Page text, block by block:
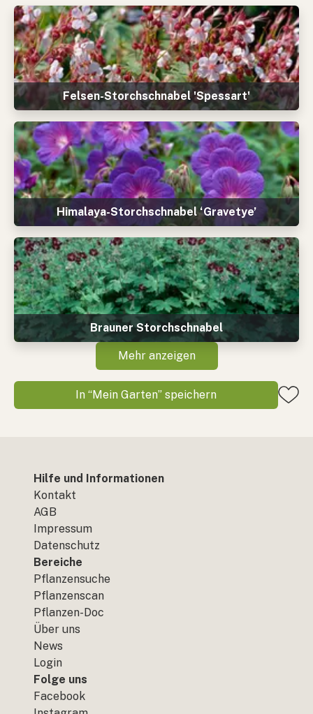
Felsen-Storchschnabel 'Spessart'
Himalaya-Storchschnabel ‘Gravetye’
Brauner Storchschnabel
Mehr anzeigen
In “Mein Garten” speichern
Hilfe und Informationen
Kontakt
AGB
Impressum
Datenschutz
Bereiche
Pflanzensuche
Pflanzenscan
Pflanzen-Doc
Über uns
News
Login
Folge uns
Facebook